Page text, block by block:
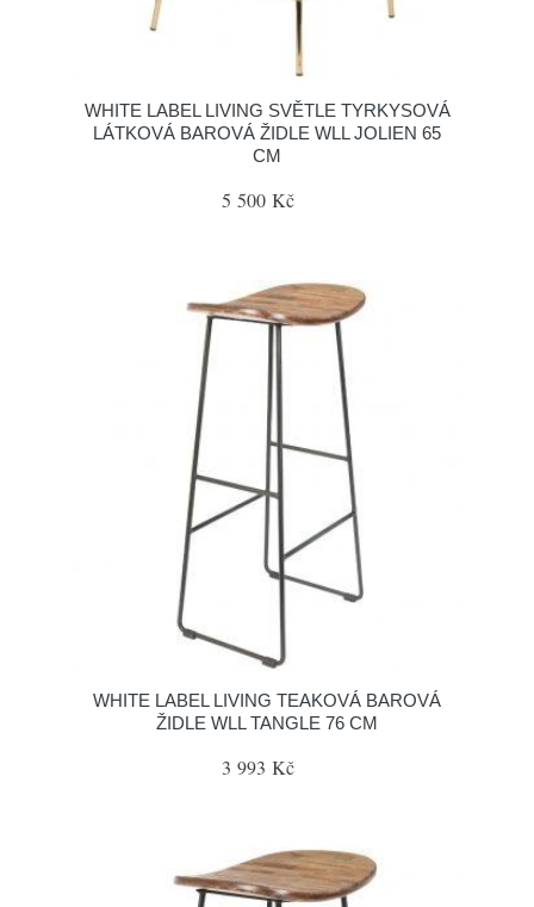
WHITE LABEL LIVING SVĚTLE TYRKYSOVÁ
LÁTKOVÁ BAROVÁ ŽIDLE WLL JOLIEN 65
CM
5 500 Kč
WHITE LABEL LIVING TEAKOVÁ BAROVÁ
ŽIDLE WLL TANGLE 76 CM
3 993 Kč